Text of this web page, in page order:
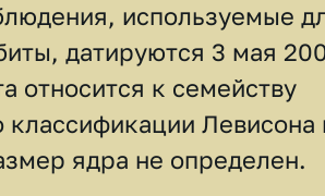
используемые
датируются 3 мая
относится к семейству
Левисона
ядра не определен.